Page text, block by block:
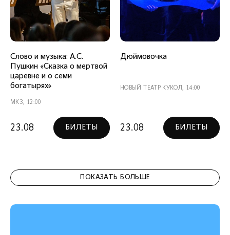
Слово и музыка: А.С.
Пушкин «Сказка о мертвой
царевне и о семи
богатырях»
МКЗ, 12:00
23.08 БИЛЕТЫ
Дюймовочка
НОВЫЙ ТЕАТР КУКОЛ, 14:00
23.08 БИЛЕТЫ
ПОКАЗАТЬ БОЛЬШЕ